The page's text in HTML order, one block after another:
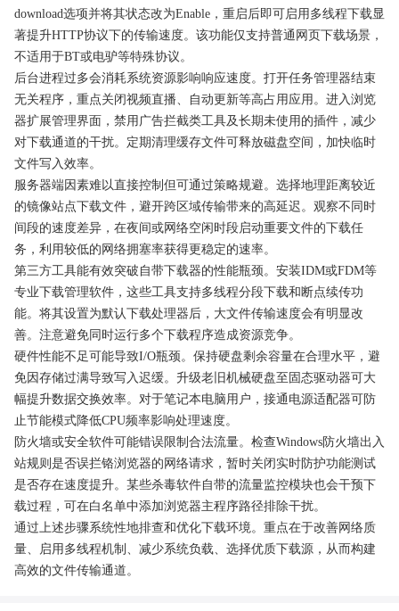
download选项并将其状态改为Enable，重启后即可启用多线程下载显
著提升HTTP协议下的传输速度。该功能仅支持普通网页下载场景，
不适用于BT或电驴等特殊协议。
后台进程过多会消耗系统资源影响响应速度。打开任务管理器结束
无关程序，重点关闭视频直播、自动更新等高占用应用。进入浏览
器扩展管理界面，禁用广告拦截类工具及长期未使用的插件，减少
对下载通道的干扰。定期清理缓存文件可释放磁盘空间，加快临时
文件写入效率。
服务器端因素难以直接控制但可通过策略规避。选择地理距离较近
的镜像站点下载文件，避开跨区域传输带来的高延迟。观察不同时
间段的速度差异，在夜间或网络空闲时段启动重要文件的下载任
务，利用较低的网络拥塞率获得更稳定的速率。
第三方工具能有效突破自带下载器的性能瓶颈。安装IDM或FDM等
专业下载管理软件，这些工具支持多线程分段下载和断点续传功
能。将其设置为默认下载处理器后，大文件传输速度会有明显改
善。注意避免同时运行多个下载程序造成资源竞争。
硬件性能不足可能导致I/O瓶颈。保持硬盘剩余容量在合理水平，避
免因存储过满导致写入迟缓。升级老旧机械硬盘至固态驱动器可大
幅提升数据交换效率。对于笔记本电脑用户，接通电源适配器可防
止节能模式降低CPU频率影响处理速度。
防火墙或安全软件可能错误限制合法流量。检查Windows防火墙出入
站规则是否误拦铬浏览器的网络请求，暂时关闭实时防护功能测试
是否存在速度提升。某些杀毒软件自带的流量监控模块也会干预下
载过程，可在白名单中添加浏览器主程序路径排除干扰。
通过上述步骤系统性地排查和优化下载环境。重点在于改善网络质
量、启用多线程机制、减少系统负载、选择优质下载源，从而构建
高效的文件传输通道。